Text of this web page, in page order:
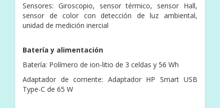
Sensores: Giroscopio, sensor térmico, sensor Hall,
sensor de color con detección de luz ambiental,
unidad de medición inercial
Batería y alimentación
Batería: Polímero de ion-litio de 3 celdas y 56 Wh
Adaptador de corriente: Adaptador HP Smart USB
Type-C de 65 W